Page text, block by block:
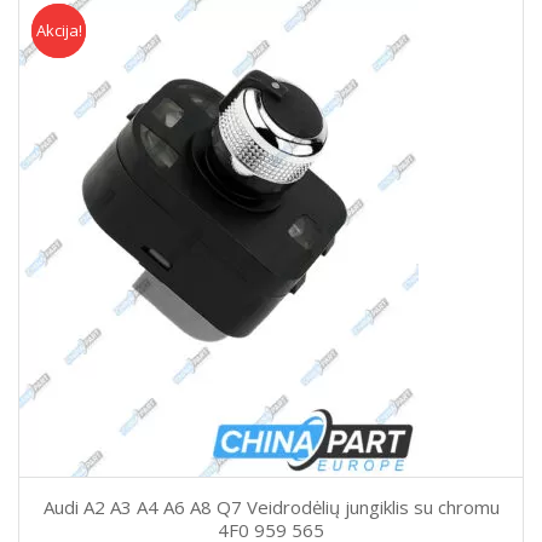
Akcija
Akcija!
Audi A2 A3 A4 A6 A8 Q7 Veidrodėlių jungiklis su chromu
4F0 959 565